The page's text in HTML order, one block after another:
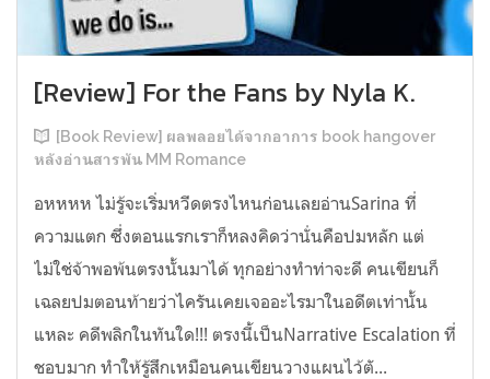
[Review] For the Fans by Nyla K.
[Book Review] ผลพลอยได้จากอาการ book hangover
หลังอ่านสารพัน MM Romance
อหหหห ไม่รู้จะเริ่มหวีดตรงไหนก่อนเลยอ่านSarina ที่
ความแตก ซึ่งตอนแรกเราก็หลงคิดว่านั่นคือปมหลัก แต่
ไม่ใช่จ้าพอพ้นตรงนั้นมาได้ ทุกอย่างทำท่าจะดี คนเขียนก็
เฉลยปมตอนท้ายว่าไครันเคยเจออะไรมาในอดีตเท่านั้น
แหละ คดีพลิกในทันใด!!! ตรงนี้เป็นNarrative Escalation ที่
ชอบมาก ทำให้รู้สึกเหมือนคนเขียนวางแผนไว้ตั...